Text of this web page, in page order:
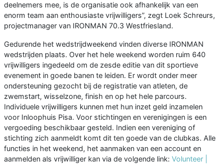
deelnemers mee, is de organisatie ook afhankelijk van een
enorm team aan enthousiaste vrijwilligers”, zegt Loek Schreurs,
projectmanager van IRONMAN 70.3 Westfriesland.
Gedurende het wedstrijdweekend vinden diverse IRONMAN
wedstrijden plaats. Over het hele weekend worden ruim 640
vrijwilligers ingedeeld om de zesde editie van dit sportieve
evenement in goede banen te leiden. Er wordt onder meer
ondersteuning gezocht bij de registratie van atleten, de
zwemstart, wisselzone, finish en op het hele parcours.
Individuele vrijwilligers kunnen met hun inzet geld inzamelen
voor Inloophuis Pisa. Voor stichtingen en verenigingen is een
vergoeding beschikbaar gesteld. Indien een vereniging of
stichting zich aanmeldt komt dit ten goede van de clubkas. Alle
functies in het weekend, het aanmaken van een account en
aanmelden als vrijwilliger kan via de volgende link: Volunteer |